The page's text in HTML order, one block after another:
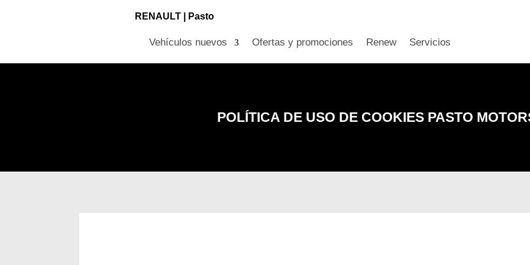
RENAULT | Pasto
Vehículos nuevos Ofertas y promociones Renew Servicios
POLÍTICA DE USO DE COOKIES PASTO